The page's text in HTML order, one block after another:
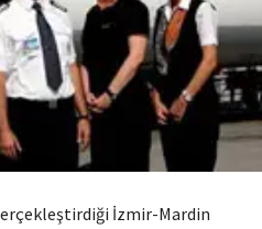
İzmir-Mardin